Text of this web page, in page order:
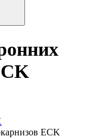
ECK